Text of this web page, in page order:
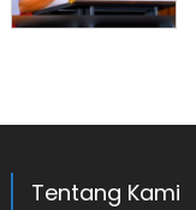
Tentang Kami